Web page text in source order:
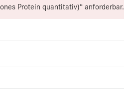
Protein quantitativ)“ anforderbar.